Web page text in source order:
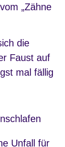
„Zähne
die
Faust auf
mal fällig
Unfall für